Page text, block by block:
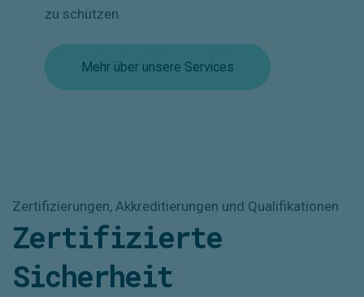
zu schützen.
Mehr über unsere Services
Zertifizierungen, Akkreditierungen und Qualifikationen
Zertifizierte
Sicherheit